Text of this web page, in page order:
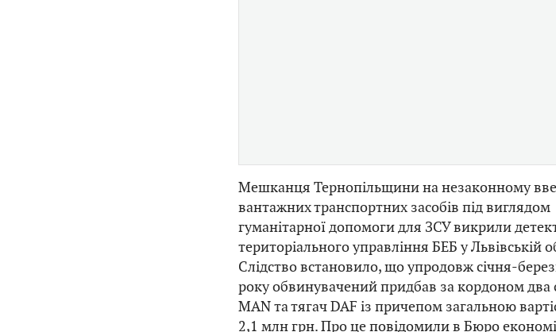
Мешканця Тернопільщини на незаконному
вантажних транспортних засобів під виглядом
гуманітарної допомоги для ЗСУ викрили
територіального управління БЕБ у Львівській
Слідство встановило, що упродовж січня-
року обвинувачений придбав за кордоном два
MAN та тягач DAF із причепом загальною
2,1 млн грн. Про цеповідомилив Бюро